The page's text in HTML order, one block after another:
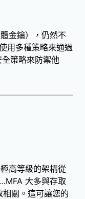
金鑰），仍然不
用多種策略來通過
策略來防禦他
高等級的架構從
大多與存取
關。這可讓您的